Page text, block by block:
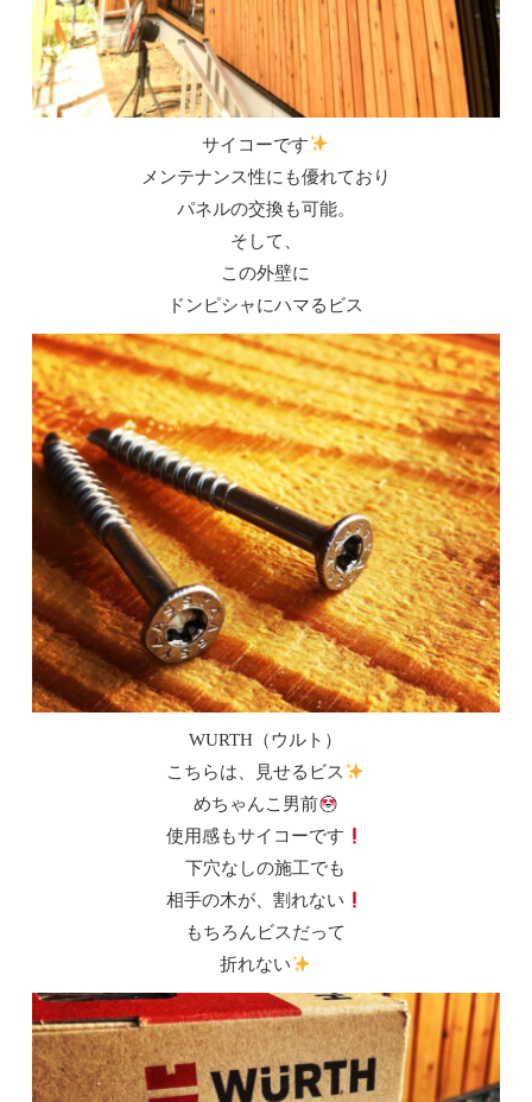
サイコーです
メンテナンス性にも優れており
パネルの交換も可能。
そして、
この外壁に
ドンピシャにハマるビス
WURTH（ウルト）
こちらは、見せるビス
めちゃんこ男前
使用感もサイコーです
下穴なしの施工でも
相手の木が、割れない
もちろんビスだって
折れない